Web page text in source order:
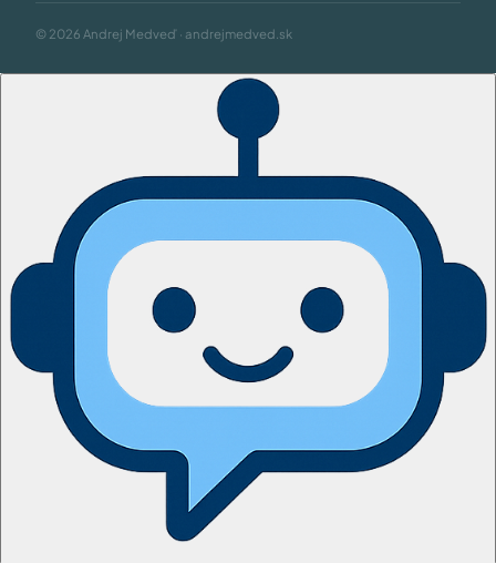
© 2026 Andrej Medveď · andrejmedved.sk